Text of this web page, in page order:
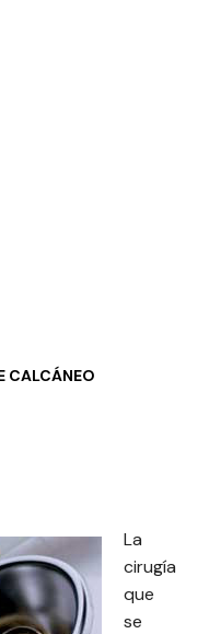
CALCÁNEO
La
cirugía
que
se